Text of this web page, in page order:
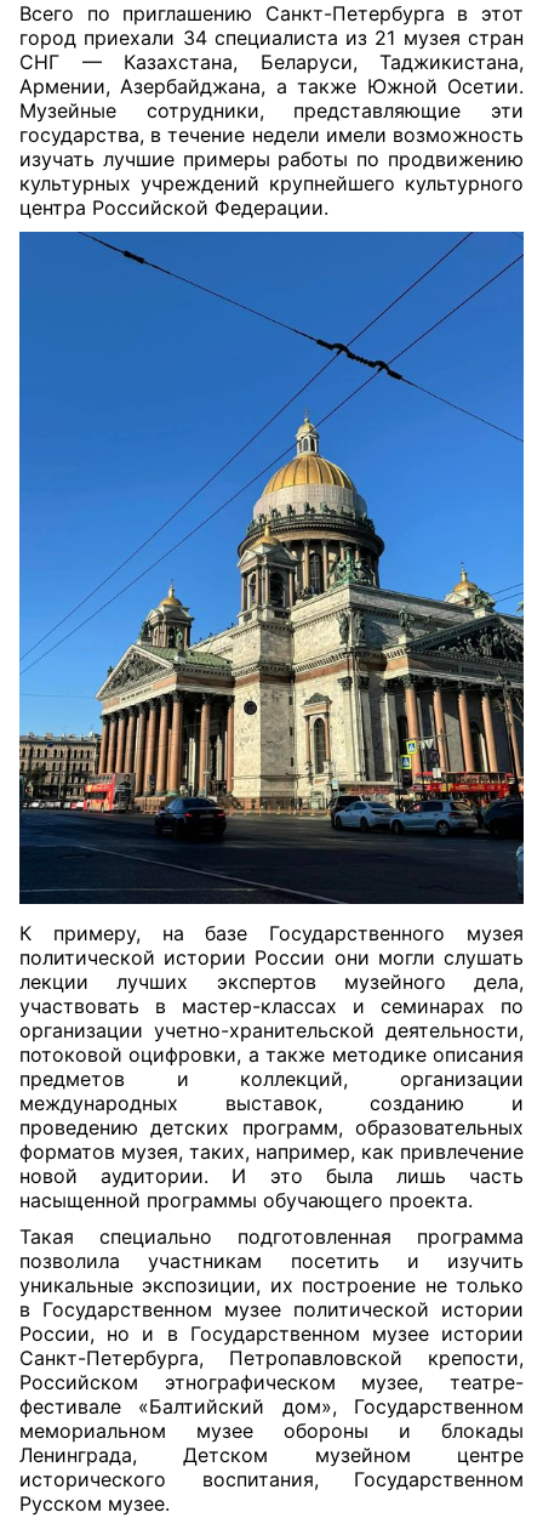
Всего по приглашению Санкт-Петербурга в этот
город приехали 34 специалиста из 21 музея стран
СНГ — Казахстана, Беларуси, Таджикистана,
Армении, Азербайджана, а также Южной Осетии.
Музейные сотрудники, представляющие эти
государства, в течение недели имели возможность
изучать лучшие примеры работы по продвижению
культурных учреждений крупнейшего культурного
центра Российской Федерации.
К примеру, на базе Государственного музея
политической истории России они могли слушать
лекции лучших экспертов музейного дела,
участвовать в мастер-классах и семинарах по
организации учетно-хранительской деятельности,
потоковой оцифровки, а также методике описания
предметов и коллекций, организации
международных выставок, созданию и
проведению детских программ, образовательных
форматов музея, таких, например, как привлечение
новой аудитории. И это была лишь часть
насыщенной программы обучающего проекта.
Такая специально подготовленная программа
позволила участникам посетить и изучить
уникальные экспозиции, их построение не только
в Государственном музее политической истории
России, но и в Государственном музее истории
Санкт-Петербурга, Петропавловской крепости,
Российском этнографическом музее, театре-
фестивале «Балтийский дом», Государственном
мемориальном музее обороны и блокады
Ленинграда, Детском музейном центре
исторического воспитания, Государственном
Русском музее.